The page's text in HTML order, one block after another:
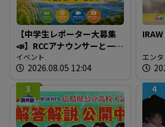
【中学生レポーター大募集
📣】RCCアナウンサーと一緒
に「広島の食」の現場を取
材しよう！
イベント
2026.08.05 12:04
エンタ
3
4